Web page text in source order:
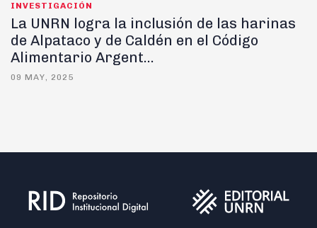
INVESTIGACIÓN
La UNRN logra la inclusión de las harinas
de Alpataco y de Caldén en el Código
Alimentario Argent...
09 MAY, 2025